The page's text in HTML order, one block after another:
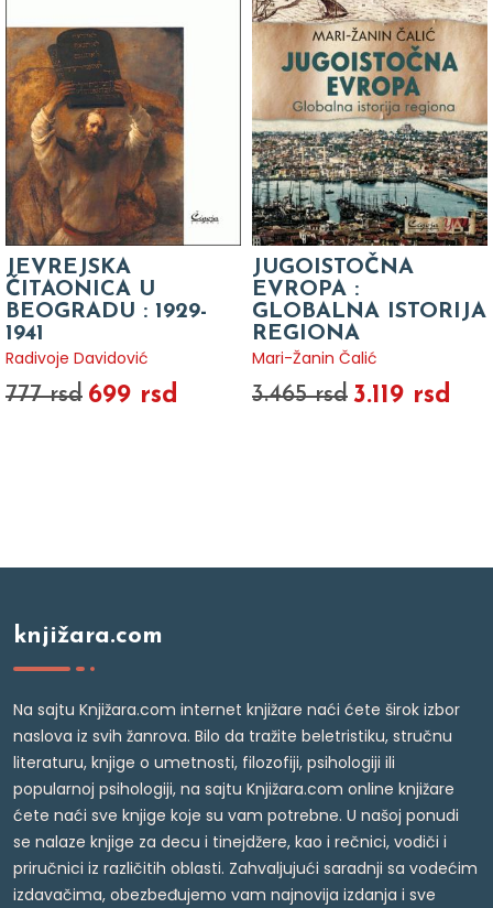
JEVREJSKA
ČITAONICA U
BEOGRADU : 1929-
1941
Radivoje Davidović
777 rsd 699 rsd
JUGOISTOČNA
EVROPA :
GLOBALNA ISTORIJA
REGIONA
Mari-Žanin Čalić
3.465 rsd 3.119 rsd
knjižara.com
Na sajtu Knjižara.com internet knjižare naći ćete širok izbor
naslova iz svih žanrova. Bilo da tražite beletristiku, stručnu
literaturu, knjige o umetnosti, filozofiji, psihologiji ili
popularnoj psihologiji, na sajtu Knjižara.com online knjižare
ćete naći sve knjige koje su vam potrebne. U našoj ponudi
se nalaze knjige za decu i tinejdžere, kao i rečnici, vodiči i
priručnici iz različitih oblasti. Zahvaljujući saradnji sa vodećim
izdavačima, obezbeđujemo vam najnovija izdanja i sve